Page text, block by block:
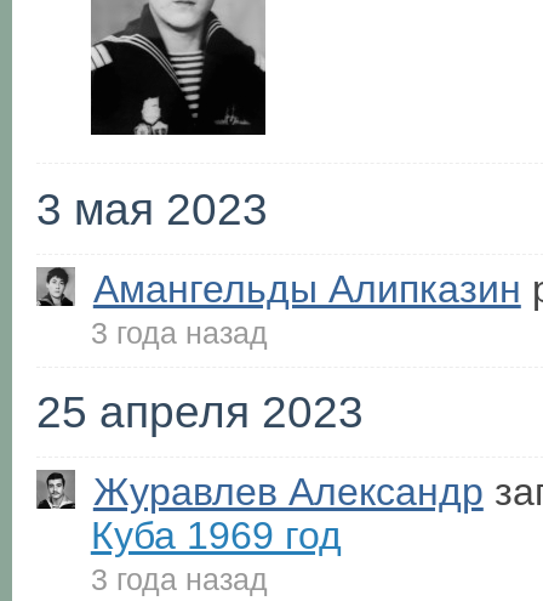
3 мая 2023
Амангельды Алипказин
3 года назад
25 апреля 2023
Журавлев Александр
Куба 1969 год
3 года назад